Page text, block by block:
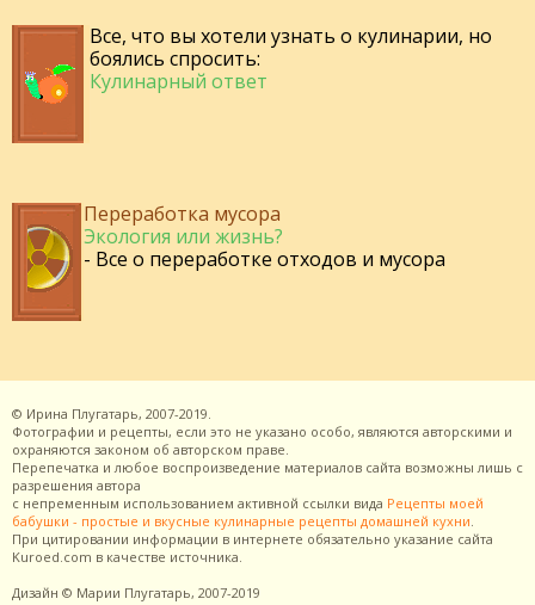
Все, что вы хотели узнать о кулинарии, но
боялись спросить:
Кулинарный ответ
Переработка мусора
Экология или жизнь?
- Все о переработке отходов и мусора
© Ирина Плугатарь, 2007-2019.
Фотографии и рецепты, если это не указано особо, являются авторскими и
охраняются законом об авторском праве.
Перепечатка и любое воспроизведение материалов сайта возможны лишь с
разрешения автора
с непременным использованием активной ссылки вида Рецепты моей
бабушки - простые и вкусные кулинарные рецепты домашней кухни.
При цитировании информации в интернете обязательно указание сайта
Kuroed.com в качестве источника.
Дизайн © Марии Плугатарь, 2007-2019